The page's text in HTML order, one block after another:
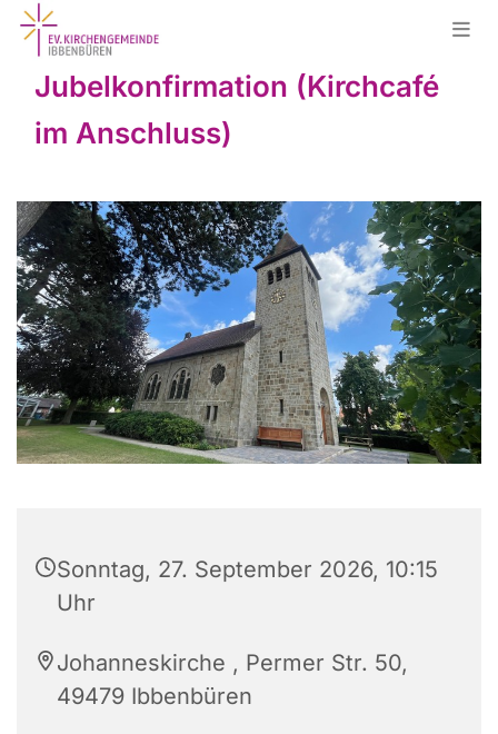
Jubelkonfirmation (Kirchcafé
im Anschluss)
Sonntag, 27. September 2026, 10:15
Uhr
Johanneskirche , Permer Str. 50,
49479 Ibbenbüren